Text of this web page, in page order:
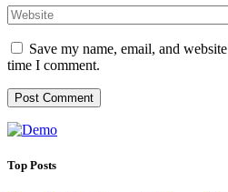
Save my name, email, and
time I comment.
Top Posts